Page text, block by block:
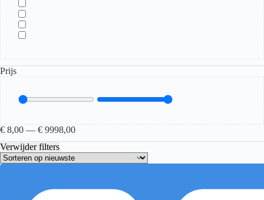
Prijs
€ 8,00 — € 9998,00
Verwijder filters